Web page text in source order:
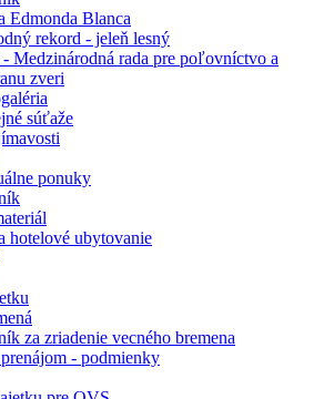
Edmonda Blanca
rekord - jeleň lesný
Medzinárodná rada pre poľovníctvo a
zveri
súťaže
ponuky
hotelové ubytovanie
za zriadenie vecného bremena
- podmienky